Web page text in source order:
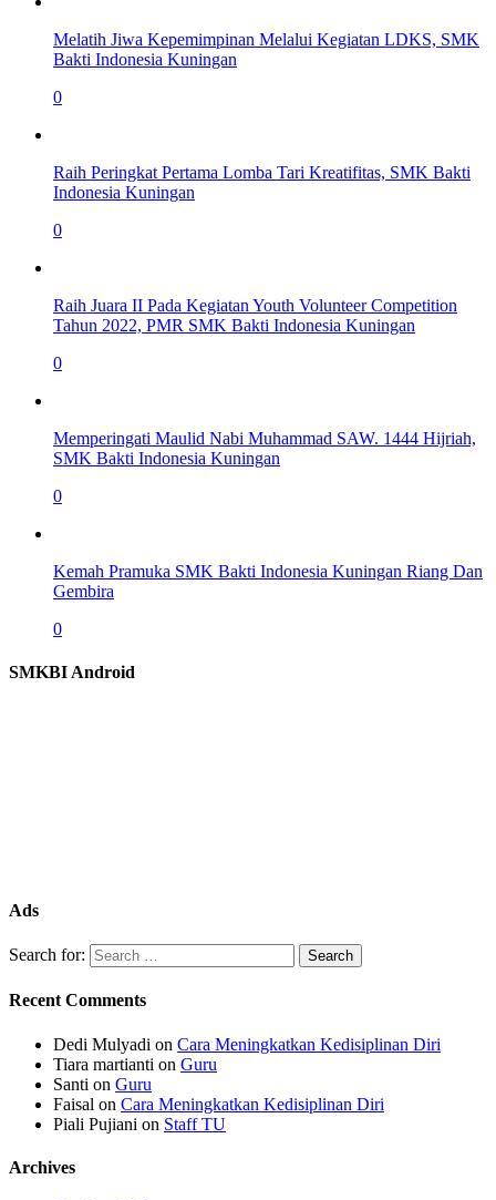
Melatih Jiwa Kepemimpinan Melalui Kegiatan LDKS, SMK
Bakti Indonesia Kuningan
0
Raih Peringkat Pertama Lomba Tari Kreatifitas, SMK Bakti
Indonesia Kuningan
0
Raih Juara II Pada Kegiatan Youth Volunteer Competition
Tahun 2022, PMR SMK Bakti Indonesia Kuningan
0
Memperingati Maulid Nabi Muhammad SAW. 1444 Hijriah,
SMK Bakti Indonesia Kuningan
0
Kemah Pramuka SMK Bakti Indonesia Kuningan Riang Dan
Gembira
0
SMKBI Android
Ads
Search for:
Recent Comments
Dedi Mulyadi on Cara Meningkatkan Kedisiplinan Diri
Tiara martianti on Guru
Santi on Guru
Faisal on Cara Meningkatkan Kedisiplinan Diri
Piali Pujiani on Staff TU
Archives